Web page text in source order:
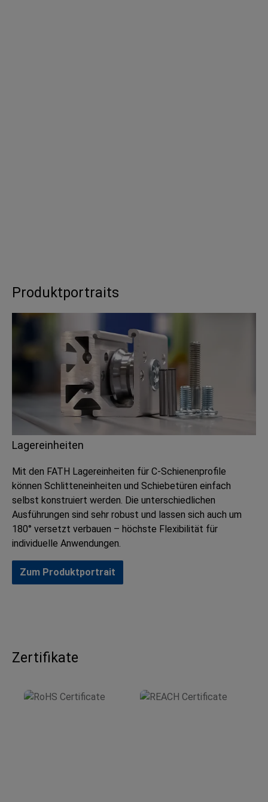
Produktportraits
Lagereinheiten
Mit den FATH Lagereinheiten für C-Schienenprofile
können Schlitteneinheiten und Schiebetüren einfach
selbst konstruiert werden. Die unterschiedlichen
Ausführungen sind sehr robust und lassen sich auch um
180° versetzt verbauen – höchste Flexibilität für
individuelle Anwendungen.
Zum Produktportrait
Zertifikate